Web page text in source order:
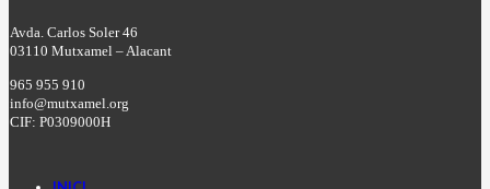
Avda. Carlos Soler 46
03110 Mutxamel – Alacant
965 955 910
info@mutxamel.org
CIF: P0309000H